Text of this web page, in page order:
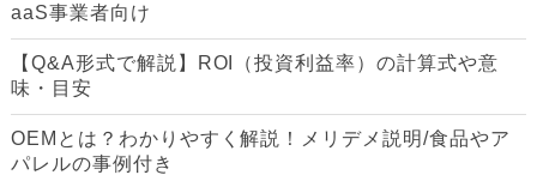
aaS事業者向け
【Q&A形式で解説】ROI（投資利益率）の計算式や意
味・目安
OEMとは？わかりやすく解説！メリデメ説明/食品やア
パレルの事例付き